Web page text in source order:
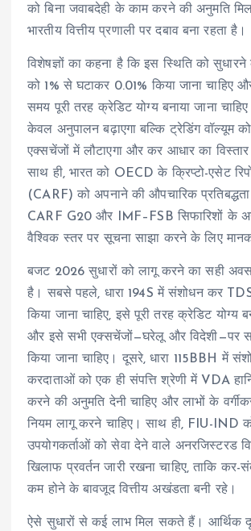
को बिना जवाबदेही के काम करने की अनुमति
भारतीय वित्तीय प्रणाली पर दबाव बना रहता है।
विशेषज्ञों का कहना है कि इस स्थिति को
को 1% से घटाकर 0.01% किया जाना चाहिए
समय पूरी तरह क्रेडिट योग्य बनाया जाना
केवल अनुपालन बढ़ाएगा बल्कि ट्रेडिंग वॉल्यूम को
एक्सचेंजों में लौटाएगा और कर आधार का
साथ ही, भारत को OECD के क्रिप्टो-एसेट
(CARF) को अपनाने की औपचारिक प्रतिबद्धता
CARF G20 और IMF–FSB सिफारिशों के
वैश्विक स्तर पर सूचना साझा करने के लिए
बजट 2026 सुधारों को लागू करने का सही
है। सबसे पहले, धारा 194S में संशोधन कर
किया जाना चाहिए, इसे पूरी तरह क्रेडिट योग्य
और इसे सभी एक्सचेंजों—घरेलू और विदेशी—पर
किया जाना चाहिए। दूसरे, धारा 115BBH में
करदाताओं को एक ही संपत्ति श्रेणी में VDA
करने की अनुमति देनी चाहिए और लाभों के
नियम लागू करने चाहिए। साथ ही, FIU-IND
उपयोगकर्ताओं को सेवा देने वाले अनरजिस्टरड
खिलाफ प्रवर्तन जारी रखना चाहिए, ताकि कर-
कम होने के बावजूद वित्तीय अखंडता बनी रहे।
ऐसे सुधारों से कई लाभ मिल सकते हैं। आर्थिक